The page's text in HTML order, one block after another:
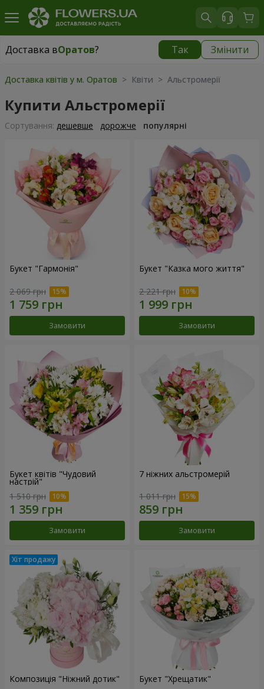
Доставка вОратов? Так Змінити
Доставка вОратов|
Доставка квітів у м. Оратов > Квіти > Альстромерії
Купити Альстромерії
Сортування: дешевше дорожче популярні
Букет "Гармонія"
2 069 грн
Замовити
Букет "Казка мого життя"
2 221 грн
Замовити
Букет квітів "Чудовий
настрій"
1 510 грн
Замовити
7 ніжних альстромерій
1 011 грн
Замовити
Композиція "Ніжний дотик" Букет "Хрещатик"